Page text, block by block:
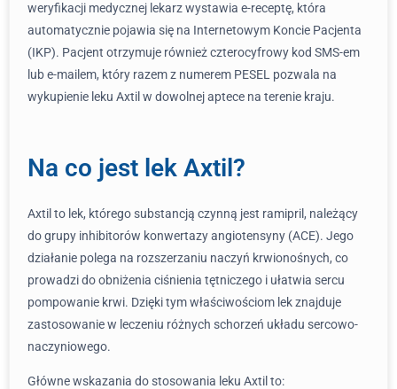
weryfikacji medycznej lekarz wystawia e-receptę, która
automatycznie pojawia się na Internetowym Koncie Pacjenta
(IKP). Pacjent otrzymuje również czterocyfrowy kod SMS-em
lub e-mailem, który razem z numerem PESEL pozwala na
wykupienie leku Axtil w dowolnej aptece na terenie kraju.
Na co jest lek Axtil?
Axtil to lek, którego substancją czynną jest ramipril, należący
do grupy inhibitorów konwertazy angiotensyny (ACE). Jego
działanie polega na rozszerzaniu naczyń krwionośnych, co
prowadzi do obniżenia ciśnienia tętniczego i ułatwia sercu
pompowanie krwi. Dzięki tym właściwościom lek znajduje
zastosowanie w leczeniu różnych schorzeń układu sercowo-
naczyniowego.
Główne wskazania do stosowania leku Axtil to: